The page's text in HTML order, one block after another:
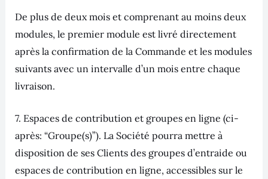
De plus de deux mois et comprenant au moins deux
modules, le premier module est livré directement
après la confirmation de la Commande et les modules
suivants avec un intervalle d’un mois entre chaque
livraison.
7. Espaces de contribution et groupes en ligne (ci-
après: “Groupe(s)”). La Société pourra mettre à
disposition de ses Clients des groupes d’entraide ou
espaces de contribution en ligne, accessibles sur le